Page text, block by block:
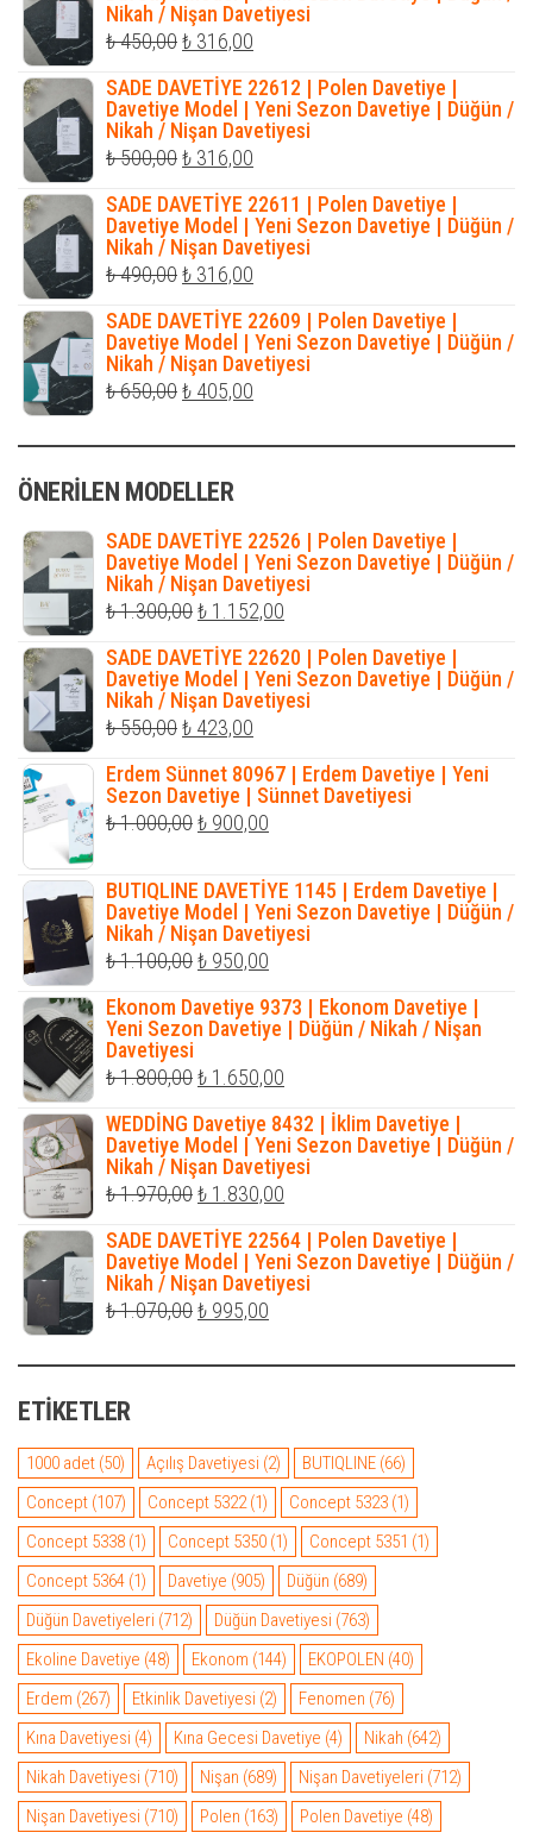
₺ 345,00.
Nikah / Nişan Davetiyesi
₺450,00Orijinal
fiyat:
₺ 450,00.
₺ 316,00
fiyat:
₺ 316,00.
SADE DAVETİYE 22612 | Polen Davetiye |
Davetiye Model | Yeni Sezon Davetiye | Düğün /
Nikah / Nişan Davetiyesi
₺500,00Orijinal
fiyat:
₺ 500,00.
₺ 316,00
fiyat:
₺ 316,00.
SADE DAVETİYE 22611 | Polen Davetiye |
Davetiye Model | Yeni Sezon Davetiye | Düğün /
Nikah / Nişan Davetiyesi
₺490,00Orijinal
fiyat:
₺ 490,00.
₺ 316,00
fiyat:
₺ 316,00.
SADE DAVETİYE 22609 | Polen Davetiye |
Davetiye Model | Yeni Sezon Davetiye | Düğün /
Nikah / Nişan Davetiyesi
₺650,00Orijinal
₺ 650,00.
₺ 405,00
fiyat:
ÖNERILEN MODELLER
SADE DAVETİYE 22526 | Polen Davetiye |
Davetiye Model | Yeni Sezon Davetiye | Düğün /
Nikah / Nişan Davetiyesi
₺1.300,00Orijinal
fiyat:
₺ 1.300,00.
₺ 1.152,00
fiyat:
₺ 1.152,00.
SADE DAVETİYE 22620 | Polen Davetiye |
Davetiye Model | Yeni Sezon Davetiye | Düğün /
Nikah / Nişan Davetiyesi
₺550,00Orijinal
₺ 550,00.
₺ 423,00
fiyat:
₺ 423,00.
Erdem Sünnet 80967 | Erdem Davetiye | Yeni
Sezon Davetiye | Sünnet Davetiyesi
₺1.000,00Orijinal
₺ 1.000,00.
₺ 900,00
fiyat:
₺ 900,00.
BUTIQLINE DAVETİYE 1145 | Erdem Davetiye |
Davetiye Model | Yeni Sezon Davetiye | Düğün /
Nikah / Nişan Davetiyesi
₺1.100,00Orijinal
₺ 1.100,00.
₺ 950,00
fiyat:
Ekonom Davetiye 9373 | Ekonom Davetiye |
Yeni Sezon Davetiye | Düğün / Nikah / Nişan
Davetiyesi
₺1.800,00Orijinal
₺ 1.800,00.
₺ 1.650,00
andaki
fiyat:
₺ 1.650,00.
WEDDİNG Davetiye 8432 | İklim Davetiye |
Davetiye Model | Yeni Sezon Davetiye | Düğün /
Nikah / Nişan Davetiyesi
₺1.970,00Orijinal
fiyat:
₺ 1.970,00.
₺ 1.830,00
fiyat:
₺ 1.830,00.
SADE DAVETİYE 22564 | Polen Davetiye |
Davetiye Model | Yeni Sezon Davetiye | Düğün /
Nikah / Nişan Davetiyesi
₺1.070,00Orijinal
₺ 1.070,00.
₺ 995,00
fiyat:
ETIKETLER
1000 adet (50) Açılış Davetiyesi (2) BUTIQLINE (66)
Concept (107) Concept 5322(1) Concept 5323 (1)
Concept 5338 (1) Concept 5350 (1) Concept 5351 (1)
Concept 5364 (1) Davetiye (905) Düğün (689)
Düğün Davetiyeleri (712) Düğün Davetiyesi (763)
Ekoline Davetiye (48) Ekonom (144) EKOPOLEN (40)
Erdem (267) Etkinlik Davetiyesi (2) Fenomen (76)
Kına Davetiyesi (4) Kına Gecesi Davetiye (4) Nikah (642)
Nikah Davetiyesi (710) Nişan (689) Nişan Davetiyeleri (712)
Nişan Davetiyesi (710) Polen (163) Polen Davetiye (48)